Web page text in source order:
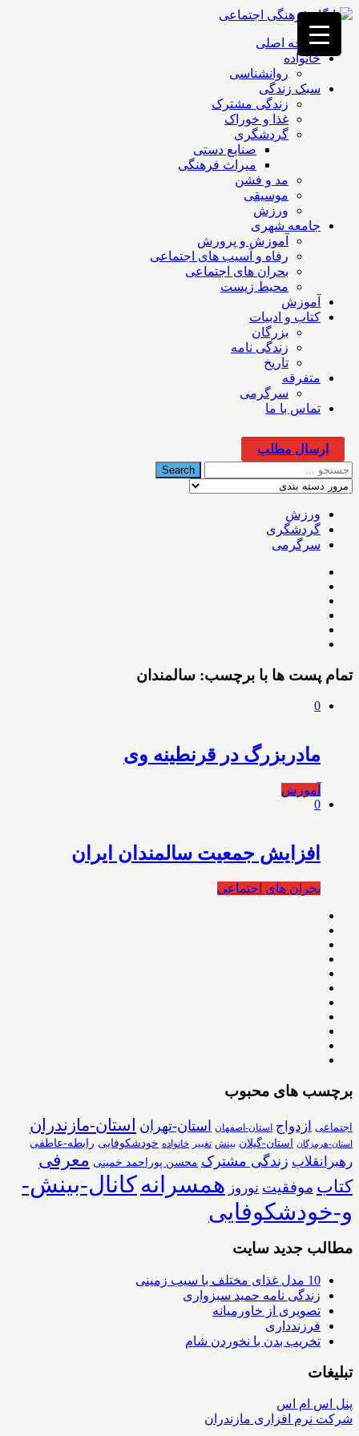
فصد
خون
غرب
تهران
خشکشویی
تصفیه
تهران
صفحه اصلی
خانواده
روانشناسی
سبک زندگی
زندگی مشترک
غذا و خوراک
گردشگری
صنایع دستی
میراث فرهنگی
مد و فشن
موسیقی
ورزش
جامعه شهری
آموزش و پرورش
رفاه و آسیب های اجتماعی
بحران های اجتماعی
محیط زیست
آموزش
کتاب و ادبیات
بزرگان
زندگی نامه
تاریخ
متفرقه
سرگرمی
تماس با ما
ارسال مطلب
ورزش
گردشگری
سرگرمی
تمام پست ها با برچسب: سالمندان
0
مادربزرگ در قرنطینه وی
آموزش
0
افزایش جمعیت سالمندان ایران
بحران های اجتماعی
برچسب های محبوب
اجتماعی ازدواج استان-اصفهان استان-تهران استان-مازندران
استان-هرمزگان استان-گیلان بینش تغییر خانواده خودشکوفایی رابطه-عاطفی
رهبرانقلاب زندگی مشترک محسن پوراحمد خمینی معرفی
کتاب موفقیت نوروز همسرانهکانال-بینش-
و-خودشکوفایی
مطالب جدید سایت
10 مدل غذای مختلف با سیب زمینی
زندگی نامه حمید سبزواری
تصویری از خاورمیانه
فرزندداری
تخریب بدن با نخوردن شام
تبلیغات
پنل اس ام اس
شرکت نرم افزاری مازندران